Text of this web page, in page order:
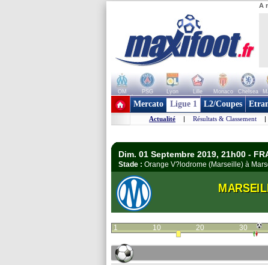
A
OM PSG Lyon Lille Monaco Chelsea
+ de clubs
Mercato Ligue 1 L2/Coupes
Actualité | Résultats & Classement |
Dim. 01 Septembre 2019, 21h00 -
Stade : Orange V?lodrome (Marseille) à
1 10 20 30